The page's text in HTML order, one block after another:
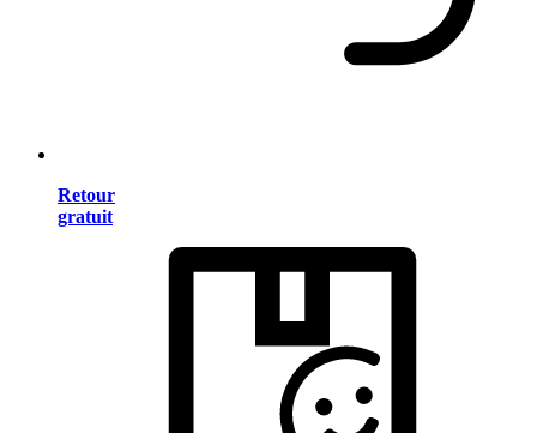
Retour
gratuit